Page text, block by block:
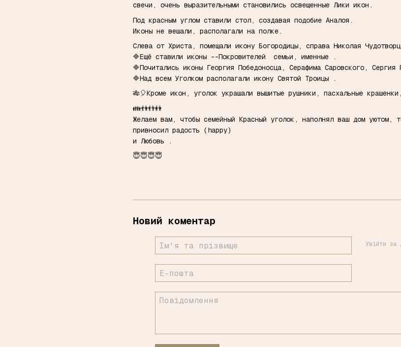
свечи, очень выразительными становились освещенные Лики икон.
Под красным углом ставили стол, создавая подобие Аналоя.
Иконы не вешали, располагали на полке.
Слева от Христа, помещали икону Богородицы, справа Николая
🔷Ещё ставили иконы --Покровителей семьи, именные .
🔷Почитались иконы Георгия Победоносца, Серафима Саровского, Сергия
🔷Над всем Уголком располагали икону Святой Троицы .
🎋🎈Кроме икон, уголок украшали вышитые рушники, пасхальные
👪👫👬👭
Желаем вам, чтобы семейный Красный уголок, наполнял ваш дом уютом,
привносил радость (happy)
и Любовь .
😇😇😇😇
Новий коментар
Увійти за